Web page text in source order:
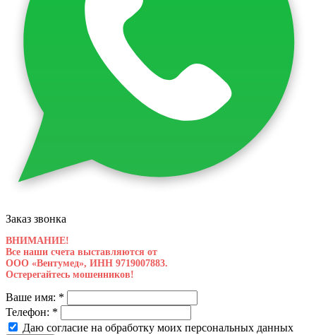
Заказ звонка
ВНИМАНИЕ!
Все наши счета выставляются от
ООО «Вентумед», ИНН 9719007883.
Остерегайтесь мошенников!
Ваше имя: *
Телефон: *
Даю согласие на обработку моих персональных данных